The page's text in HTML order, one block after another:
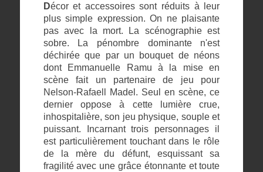
Décor et accessoires sont réduits à leur
plus simple expression. On ne plaisante
pas avec la mort. La scénographie est
sobre. La pénombre dominante n'est
déchirée que par un bouquet de néons
dont Emmanuelle Ramu à la mise en
scène fait un partenaire de jeu pour
Nelson-Rafaell Madel. Seul en scène, ce
dernier oppose à cette lumière crue,
inhospitalière, son jeu physique, souple et
puissant. Incarnant trois personnages il
est particulièrement touchant dans le rôle
de la mère du défunt, esquissant sa
fragilité avec une grâce étonnante et toute